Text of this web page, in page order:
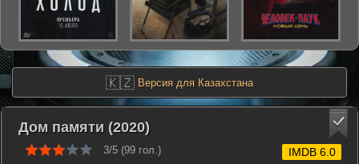
🇰🇿 Версия для Казахстана
Дом памяти (2020)
3/5 (99 гол.) IMDB 6.0